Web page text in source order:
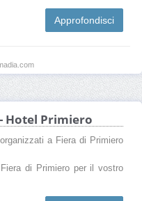
Approfondisci
Hotel Primiero
a Fiera di Primiero
di Primiero per il vostro